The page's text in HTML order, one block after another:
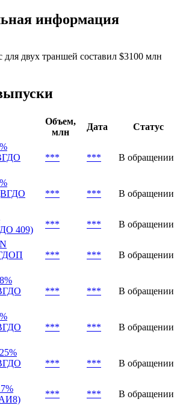
информация
двух траншей составил $3100 млн
Объем,
млн
Дата
Статус
*** *** В обращении
*** *** В обращении
409)
*** ***
В обращении
*** *** В обращении
*** *** В обращении
*** *** В обращении
*** *** В обращении
*** ***
В обращении